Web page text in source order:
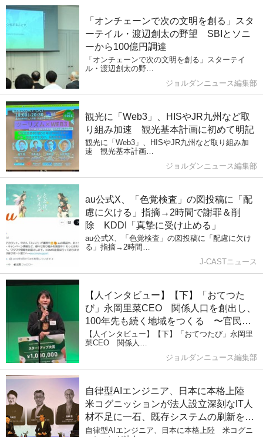
「オンチェーンで次の文明を創る」スタ
ーテイル・渡辺創太の野望 SBIとソニ
ーから100億円調達
「オンチェーンで次の文明を創る」スターテイ
ル・渡辺創太の野…
ジョルダンニュース編集部
観光に「Web3」、HISやJR九州など取
り組み加速 観光基本計画に初めて明記
観光に「Web3」、HISやJR九州など取り組み加
速 観光基本計画…
ジョルダンニュース編集部
au公式X、「色覚検査」の図投稿に「配
慮に欠ける」指摘→2時間で謝罪＆削
除 KDDI「真摯に受け止める」
au公式X、「色覚検査」の図投稿に「配慮に欠け
る」指摘→2時間…
J-CASTニュース
【人インタビュー】【下】「おてつた
び」永岡里菜CEO 関係人口を創出し、
100年先も続く地域をつくる 〜官民連
携と持続可能なエコシステム〜
【人インタビュー】【下】「おてつたび」永岡里
菜CEO 関係人…
ジョルダンニュース編集部
自律型AIエンジニア、日本に本格上陸
米コグニッションが法人設立深刻なIT人
材不足に一石、既存システムの刷新を大
幅短縮
自律型AIエンジニア、日本に本格上陸 米コグニ